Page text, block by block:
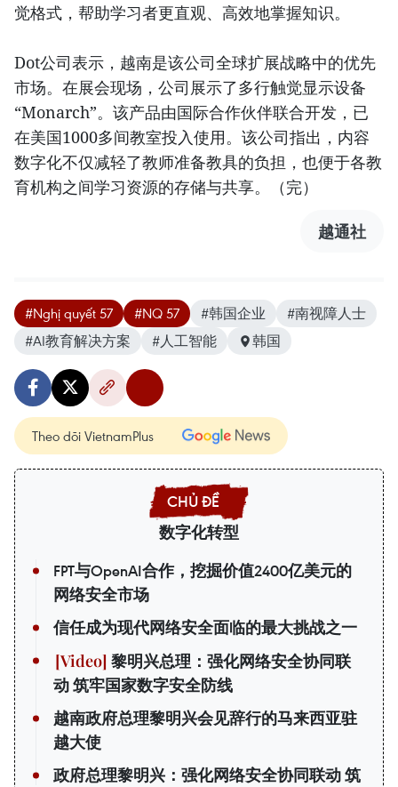
觉格式，帮助学习者更直观、高效地掌握知识。
Dot公司表示，越南是该公司全球扩展战略中的优先
市场。在展会现场，公司展示了多行触觉显示设备
“Monarch”。该产品由国际合作伙伴联合开发，已
在美国1000多间教室投入使用。该公司指出，内容
数字化不仅减轻了教师准备教具的负担，也便于各教
育机构之间学习资源的存储与共享。（完）
越通社
#Nghị quyết 57 #NQ 57 #韩国企业
#南视障人士
#AI教育解决方案
#人工智能 韩国
Theo dõi VietnamPlus
数字化转型
FPT与OpenAI合作，挖掘价值2400亿美元的
网络安全市场
信任成为现代网络安全面临的最大挑战之一
黎明兴总理：强化网络安全协同联
动 筑牢国家数字安全防线
越南政府总理黎明兴会见辞行的马来西亚驻
越大使
政府总理黎明兴：强化网络安全协同联动 筑